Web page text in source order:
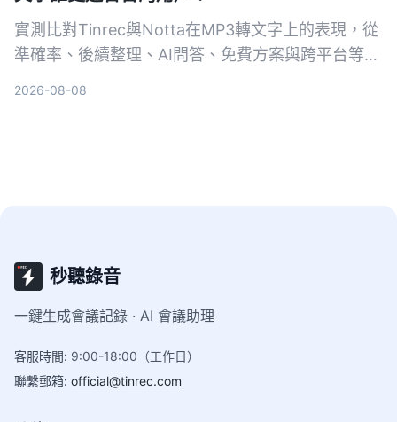
實測比對Tinrec與Notta在MP3轉文字上的表現，從
準確率、後續整理、AI問答、免費方案與跨平台等5
2026-08-08
秒聽錄音
一鍵生成會議記錄 · AI 會議助理
客服時間: 9:00-18:00（工作日）
聯繫郵箱: official@tinrec.com